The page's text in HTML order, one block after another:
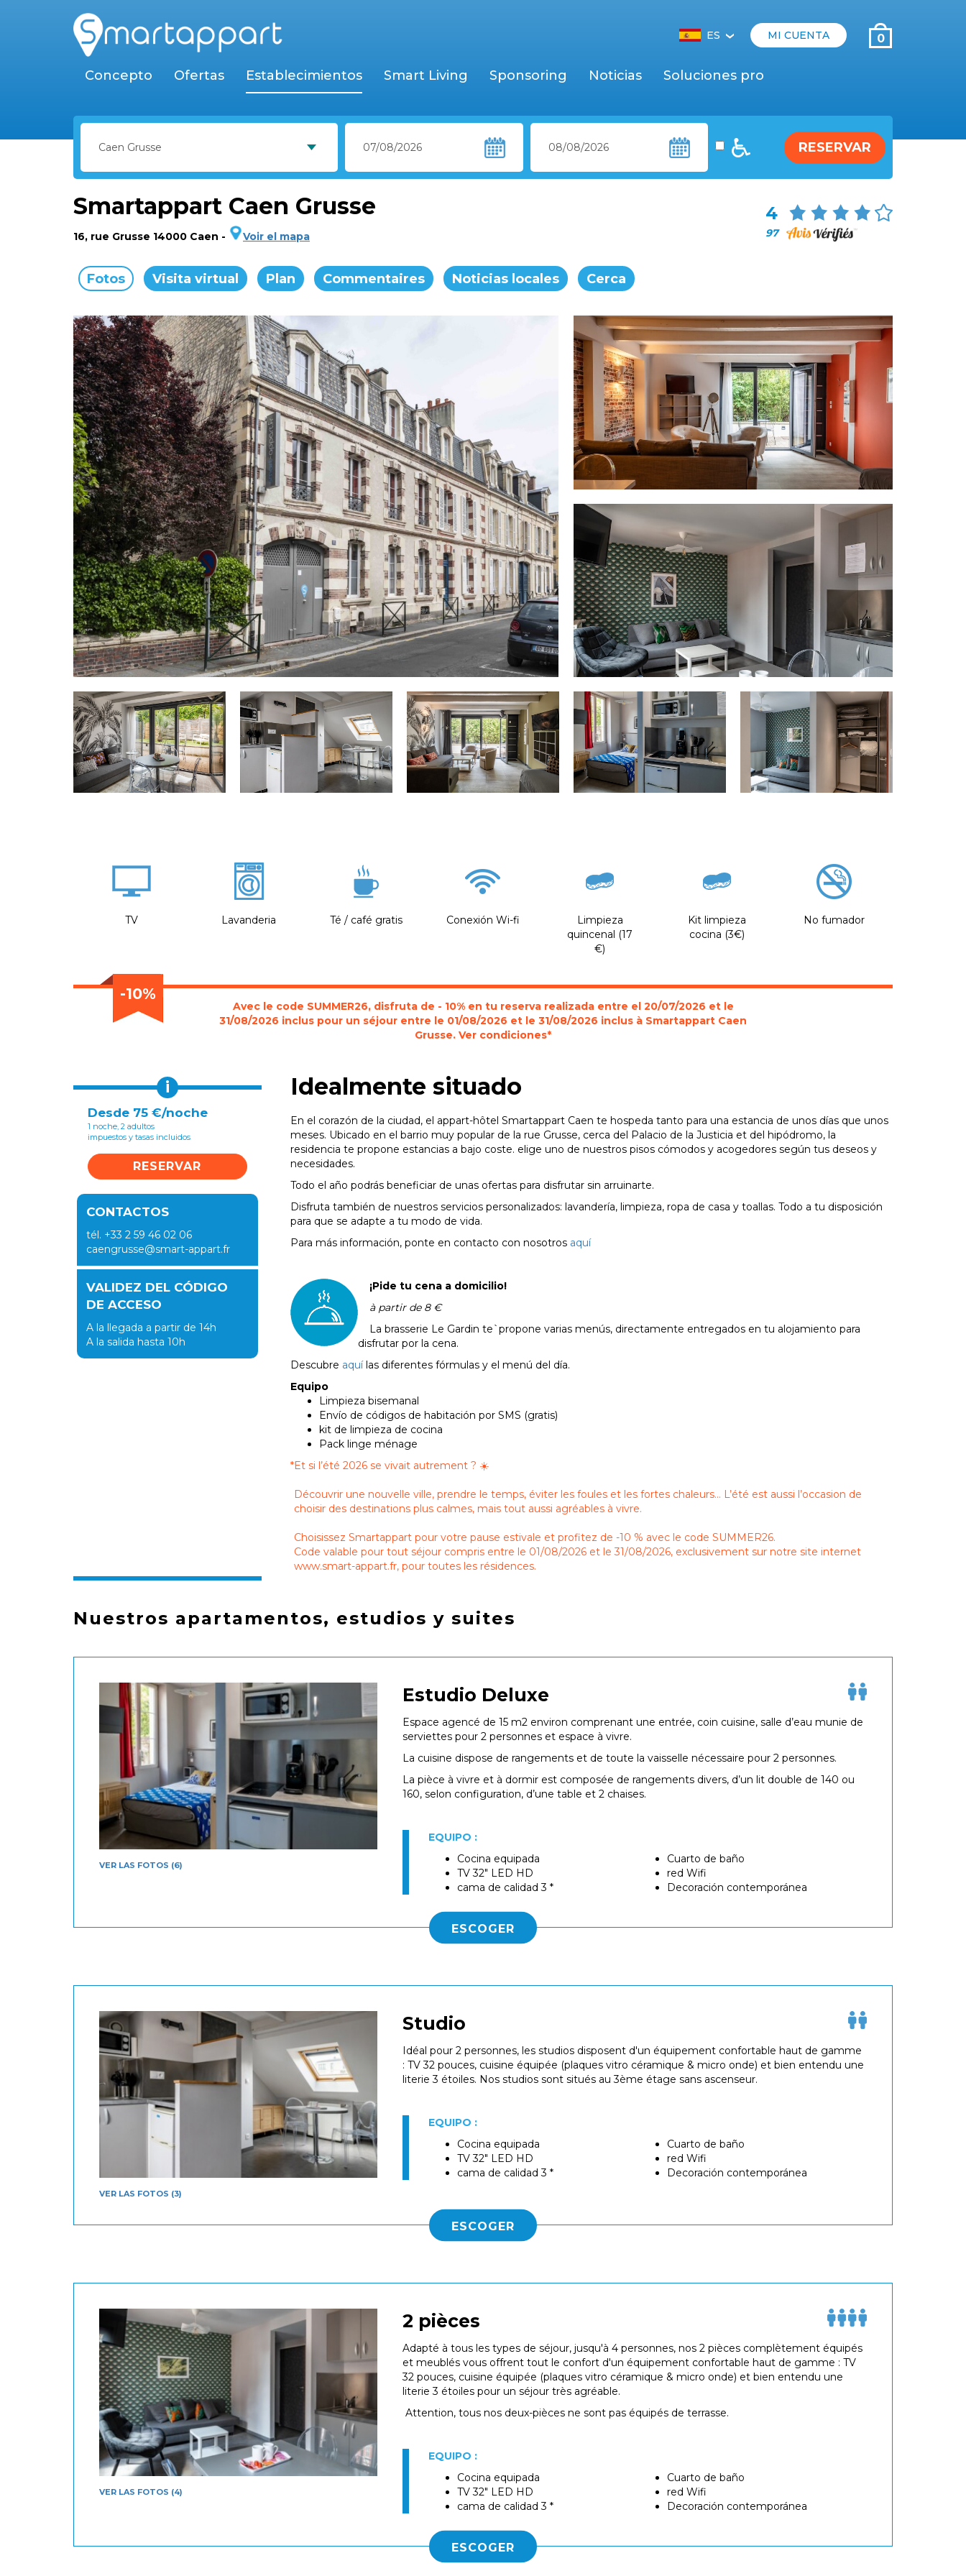
ES‹ MI CUENTA 0
Concepto Ofertas Establecimientos Smart Living Sponsoring Noticias Soluciones pro
RESERVAR
Smartappart Caen Grusse
16, rue Grusse 14000 Caen - Voir el mapa
4
97
Fotos Visita virtual Plan Commentaires Noticias locales Cerca
TV Lavanderia Té / café gratis Conexión Wi-fi
Limpieza
quincenal (17
€)
Kit limpieza
cocina (3€)
No fumador
-10%
Avec le code SUMMER26, disfruta de - 10% en tu reserva realizada entre el 20/07/2026 et le
31/08/2026 inclus pour un séjour entre le 01/08/2026 et le 31/08/2026 inclus à Smartappart Caen
Grusse. Ver condiciones*
i
Desde 75 €/noche
1 noche, 2 adultos
impuestos y tasas incluidos
RESERVAR
CONTACTOS
tél. +33 2 59 46 02 06
caengrusse@smart-appart.fr
VALIDEZ DEL CÓDIGO
DE ACCESO
A la llegada a partir de 14h
A la salida hasta 10h
Idealmente situado
En el corazón de la ciudad, el appart-hôtel Smartappart Caen te hospeda tanto para una estancia de unos días que unos
meses. Ubicado en el barrio muy popular de la rue Grusse, cerca del Palacio de la Justicia et del hipódromo, la
residencia te propone estancias a bajo coste. elige uno de nuestros pisos cómodos y acogedores según tus deseos y
necesidades.
Todo el año podrás beneficiar de unas ofertas para disfrutar sin arruinarte.
Disfruta también de nuestros servicios personalizados: lavandería, limpieza, ropa de casa y toallas. Todo a tu disposición
para que se adapte a tu modo de vida.
Para más información, ponte en contacto con nosotros aquí
¡Pide tu cena a domicilio!
à partir de 8 €
La brasserie Le Gardin te`propone varias menús, directamente entregados en tu alojamiento para
disfrutar por la cena.
Descubre aquílas diferentes fórmulas y el menú del día.
Equipo
Limpieza bisemanal
Envío de códigos de habitación por SMS (gratis)
kit de limpieza de cocina
Pack linge ménage
*Et si l’été 2026 se vivait autrement ? ☀️
Découvrir une nouvelle ville, prendre le temps, éviter les foules et les fortes chaleurs… L’été est aussi l’occasion de
choisir des destinations plus calmes, mais tout aussi agréables à vivre.
Choisissez Smartappart pour votre pause estivale et profitez de -10 % avec le code SUMMER26.
Code valable pour tout séjour compris entre le 01/08/2026 et le 31/08/2026, exclusivement sur notre site internet
www.smart-appart.fr, pour toutes les résidences.
Nuestros apartamentos, estudios y suites
VER LAS FOTOS (6)
Estudio Deluxe
Espace agencé de 15 m2 environ comprenant une entrée, coin cuisine, salle d’eau munie de
serviettes pour 2 personnes et espace à vivre.
La cuisine dispose de rangements et de toute la vaisselle nécessaire pour 2 personnes.
La pièce à vivre et à dormir est composée de rangements divers, d’un lit double de 140 ou
160, selon configuration, d’une table et 2 chaises.
EQUIPO :
Cocina equipada
TV 32" LED HD
cama de calidad 3 *
Cuarto de baño
red Wifi
Decoración contemporánea
ESCOGER
VER LAS FOTOS (3)
Studio
Idéal pour 2 personnes, les studios disposent d'un équipement confortable haut de gamme
: TV 32 pouces, cuisine équipée (plaques vitro céramique & micro onde) et bien entendu une
literie 3 étoiles. Nos studios sont situés au 3ème étage sans ascenseur.
EQUIPO :
Cocina equipada
TV 32" LED HD
cama de calidad 3 *
Cuarto de baño
red Wifi
Decoración contemporánea
ESCOGER
VER LAS FOTOS (4)
2 pièces
Adapté à tous les types de séjour, jusqu'à 4 personnes, nos 2 pièces complètement équipés
et meublés vous offrent tout le confort d'un équipement confortable haut de gamme : TV
32 pouces, cuisine équipée (plaques vitro céramique & micro onde) et bien entendu une
literie 3 étoiles pour un séjour très agréable.
Attention, tous nos deux-pièces ne sont pas équipés de terrasse.
EQUIPO :
Cocina equipada
TV 32" LED HD
cama de calidad 3 *
Cuarto de baño
red Wifi
Decoración contemporánea
ESCOGER